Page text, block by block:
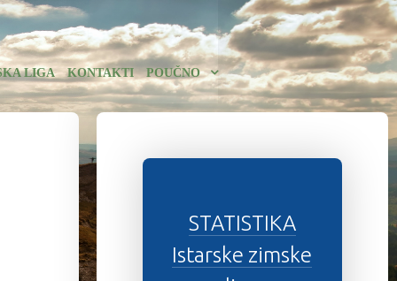
LIGA KONTAKTI POUČNO
STATISTIKA
Istarske zimske